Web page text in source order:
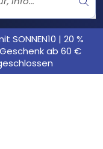
| 20 %
ab 60 €